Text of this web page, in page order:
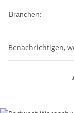
Branchen:
Benachrichtigen,